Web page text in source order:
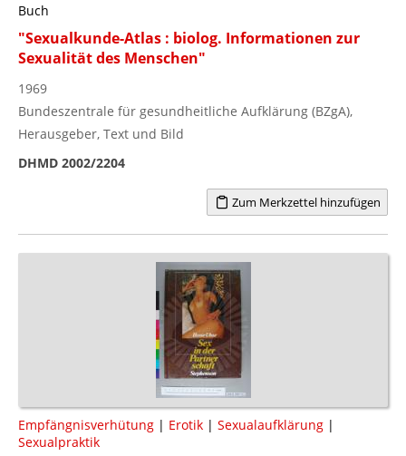
Buch
"Sexualkunde-Atlas : biolog. Informationen zur
Sexualität des Menschen"
1969
Bundeszentrale für gesundheitliche Aufklärung (BZgA),
Herausgeber, Text und Bild
DHMD 2002/2204
Zum Merkzettel hinzufügen
Empfängnisverhütung | Erotik | Sexualaufklärung |
Sexualpraktik